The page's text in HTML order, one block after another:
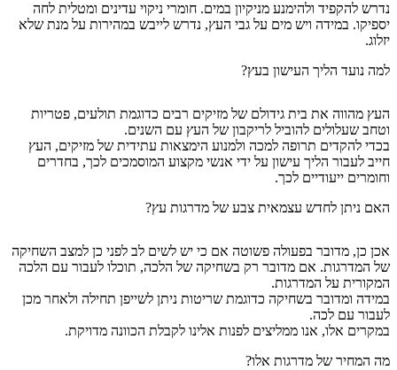
נדרש להקפיד ולהימנע מניקיון במים. חומרי ניקוי עדינים ומטלית לחה
יספיקו. במידה ויש מים על גבי העץ, נדרש לייבש במהירות על מנת שלא
יזלוג.
למה נועד הליך העישון בעץ?
העץ מהווה את בית גידולם של מזיקים רבים כדוגמת תולעים, פטריות
וטחב שעלולים להוביל לריקבון של העץ עם השנים.
בכדי להקדים תרופה למכה ולמנוע הימצאות עתידית של מזיקים, העץ
חייב לעבור הליך עישון על ידי אנשי מקצוע המוסמכים לכך, בחדרים
וחומרים ייעודיים לכך.
האם ניתן לחדש עצמאית צבע של מדרגות עץ?
אכן כן, מדובר בפעולה פשוטה אם כי יש לשים לב לפני כן למצב השחיקה
של המדרגות. אם מדובר רק בשחיקה של הלכה, תוכלו לעבור עם הלכה
המקורית על המדרגות.
במידה ומדובר בשחיקה כדוגמת שריטות ניתן לשייפן תחילה ולאחר מכן
לעבור עם לכה.
במקרים אלו, אנו ממליצים לפנות אלינו לקבלת הכוונה מדויקת.
מה המחיר של מדרגות אלו?